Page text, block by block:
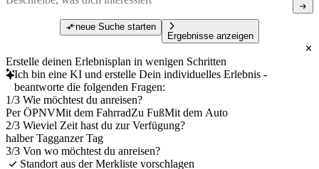
neue Suche starten
Ergebnisse anzeigen
Erstelle deinen Erlebnisplan in wenigen Schritten
Ich bin eine KI und erstelle Dein individuelles Erlebnis -
beantworte die folgenden Fragen:
1/3 Wie möchtest du anreisen?
Per ÖPNVMit dem FahrradZu FußMit dem Auto
2/3 Wieviel Zeit hast du zur Verfügung?
halber Tagganzer Tag
3/3 Von wo möchtest du anreisen?
Standort aus der Merkliste vorschlagen